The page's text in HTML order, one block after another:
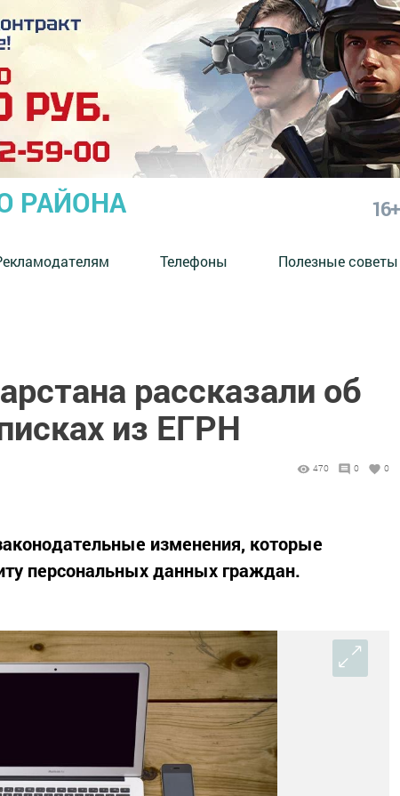
РАЙОНА 16+
Телефоны Полезные советы
рассказали об
из ЕГРН
470 0 0
изменения, которые
персональных данных граждан.